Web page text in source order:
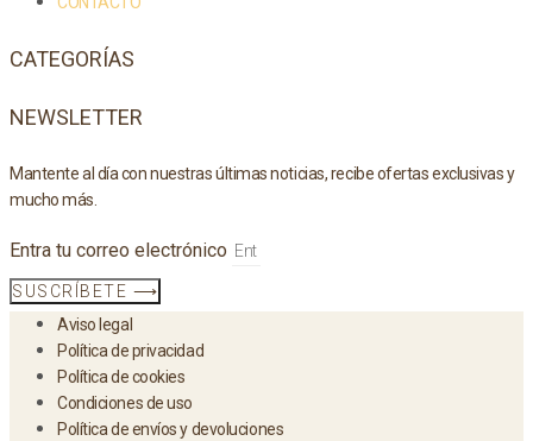
CATEGORÍAS
NEWSLETTER
Mantente al día con nuestras últimas noticias, recibe ofertas exclusivas y
mucho más.
Entra tu correo electrónico
SUSCRÍBETE ⟶
Aviso legal
Política de privacidad
Política de cookies
Condiciones de uso
Política de envíos y devoluciones